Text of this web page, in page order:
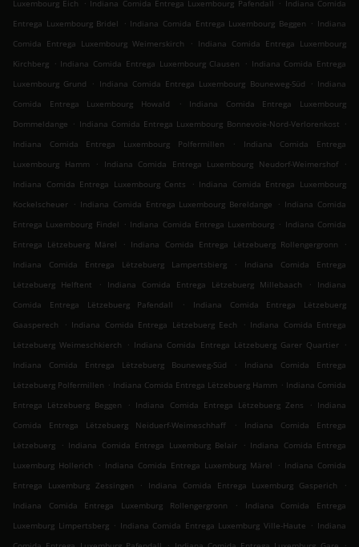
Luxembourg Eich
Indiana Comida Entrega Luxembourg Pafendall
Indiana Comida
Entrega Luxembourg Bridel
. Indiana Comida Entrega Luxembourg Beggen . Indiana
Comida Entrega Luxembourg Weimerskirch
. Indiana Comida Entrega Luxembourg
Kirchberg . Indiana Comida Entrega Luxembourg Clausen . Indiana Comida Entrega
Luxembourg Grund
. Indiana Comida Entrega Luxembourg Bouneweg-Süd . Indiana
Comida Entrega Luxembourg Howald
.
Indiana Comida Entrega Luxembourg
Dommeldange . Indiana Comida Entrega Luxembourg Bonnevoie-Nord-Verlorenkost .
Indiana Comida Entrega Luxembourg Polfermillen
.
Indiana Comida Entrega
Luxembourg Hamm
. Indiana Comida Entrega Luxembourg Neudorf-Weimershof
.
Indiana Comida Entrega Luxembourg Cents
. Indiana Comida Entrega Luxembourg
Kockelscheuer . Indiana Comida Entrega Luxembourg Bereldange . Indiana Comida
Entrega Luxembourg Findel . Indiana Comida Entrega Luxembourg . Indiana Comida
Entrega Lëtzebuerg Märel
. Indiana Comida Entrega Lëtzebuerg Rollengergronn
.
Indiana Comida Entrega Lëtzebuerg Lampertsbierg
.
Indiana Comida Entrega
Lëtzebuerg Helftent
. Indiana Comida Entrega Lëtzebuerg Millebaach .
Indiana
Comida Entrega Lëtzebuerg Pafendall
.
Indiana Comida Entrega Lëtzebuerg
Gaasperech
. Indiana Comida Entrega Lëtzebuerg Eech . Indiana Comida Entrega
Lëtzebuerg Weimeschkierch
. Indiana Comida Entrega Lëtzebuerg Garer Quartier .
Indiana Comida Entrega Lëtzebuerg Bouneweg-Süd
.
Indiana Comida Entrega
Lëtzebuerg Polfermillen . Indiana Comida Entrega Lëtzebuerg Hamm . Indiana Comida
Entrega Lëtzebuerg Beggen
. Indiana Comida Entrega Lëtzebuerg Zens . Indiana
Comida Entrega Lëtzebuerg Neiduerf-Weimeschhaff
.
Indiana Comida Entrega
Lëtzebuerg
. Indiana Comida Entrega Luxemburg Belair . Indiana Comida Entrega
Luxemburg Hollerich
. Indiana Comida Entrega Luxemburg Märel . Indiana Comida
Entrega Luxemburg Zessingen
. Indiana Comida Entrega Luxemburg Gasperich
.
Indiana Comida Entrega Luxemburg Rollengergronn
.
Indiana Comida Entrega
Luxemburg Limpertsberg . Indiana Comida Entrega Luxemburg Ville-Haute . Indiana
.
.